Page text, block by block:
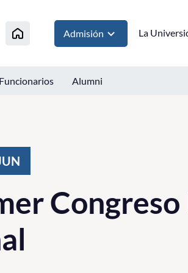
Admisión La
Funcionarios Alumni